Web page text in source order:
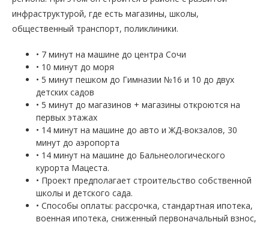
инфраструктурой, где есть магазины, школы,
общественный транспорт, поликлиники.
• 7 минут на машине до центра Сочи
• 10 минут до моря
• 5 минут пешком до Гимназии №16 и 10 до двух
детских садов
• 5 минут до магазинов + магазины откроются на
первых этажах
• 14 минут на машине до авто и ЖД-вокзалов, 30
минут до аэропорта
• 14 минут на машине до Бальнеологического
курорта Мацеста.
• Проект предполагает строительство собственной
школы и детского сада.
• Способы оплаты: рассрочка, стандартная ипотека,
военная ипотека, сниженный первоначальный взнос,